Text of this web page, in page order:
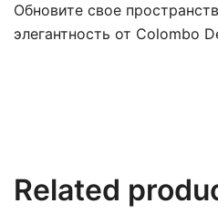
Обновите свое
элегантность от Colombo
Related